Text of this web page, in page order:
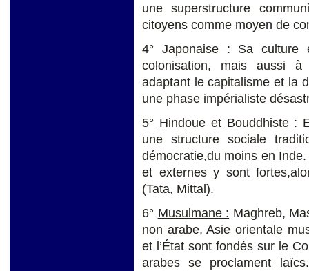
une superstructure
citoyens comme moyen de
4° Japonaise : Sa culture
colonisation, mais aussi
adaptant le capitalisme et la
une phase impérialiste
5° Hindoue et Bouddhiste :
une structure sociale
démocratie,du moins en
et externes y sont
(Tata, Mittal).
6° Musulmane : Maghreb,
non arabe, Asie orientale
et l’État sont fondés sur le
arabes se proclament